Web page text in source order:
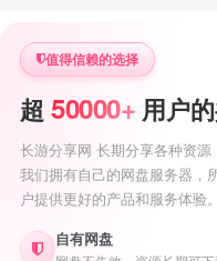
值得信赖的选择
超50000+ 用户
长游分享网 长期分享各种资源
我们拥有自己的网盘服务器，
户提供更好的产品和服务体验。
自有网盘